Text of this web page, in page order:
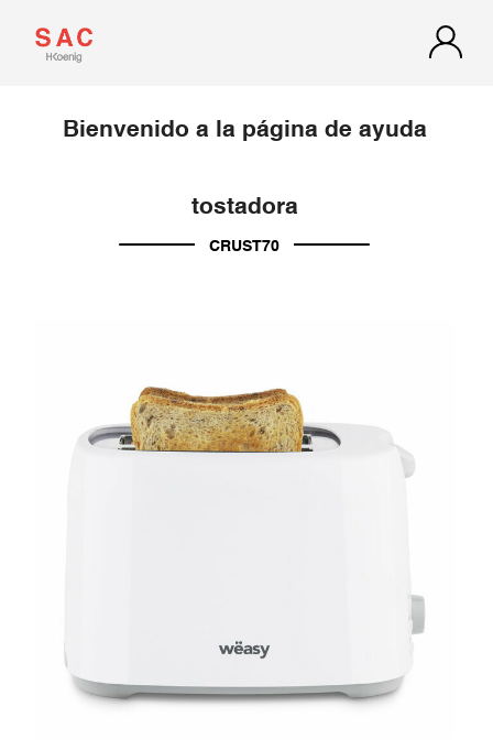
Bienvenido a la página de ayuda
tostadora
CRUST70